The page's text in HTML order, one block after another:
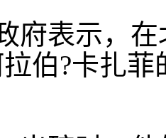
表示，在
伯?卡扎